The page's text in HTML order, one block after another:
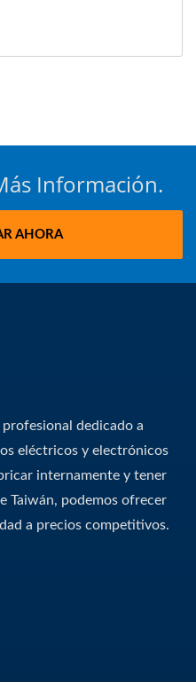
Información.
AHORA
dedicado a
eléctricos y electrónicos
internamente y tener
Taiwán, podemos ofrecer
a precios competitivos.